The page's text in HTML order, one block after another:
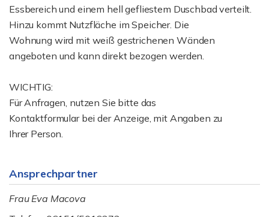
Essbereich und einem hell gefliestem Duschbad verteilt.
Hinzu kommt Nutzfläche im Speicher. Die
Wohnung wird mit weiß gestrichenen Wänden
angeboten und kann direkt bezogen werden.
WICHTIG:
Für Anfragen, nutzen Sie bitte das
Kontaktformular bei der Anzeige, mit Angaben zu
Ihrer Person.
Ansprechpartner
Frau Eva Macova